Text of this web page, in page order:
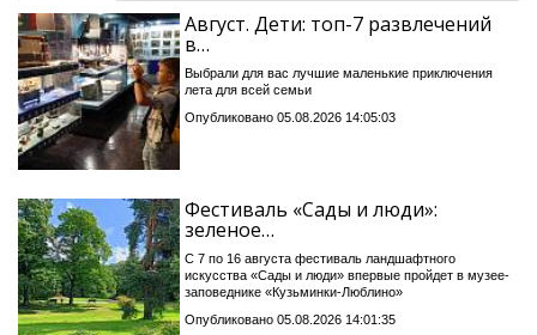
Август. Дети: топ-7 развлечений
в…
Выбрали для вас лучшие маленькие приключения
лета для всей семьи
Опубликовано 05.08.2026 14:05:03
Фестиваль «Сады и люди»:
зеленое…
С 7 по 16 августа фестиваль ландшафтного
искусства «Сады и люди» впервые пройдет в музее-
заповеднике «Кузьминки-Люблино»
Опубликовано 05.08.2026 14:01:35